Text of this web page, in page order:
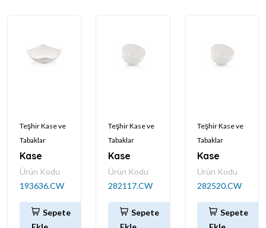
Teşhir Kase ve
Tabaklar
Kase
Ürün Kodu
193636.CW
Sepete
Teşhir Kase ve
Tabaklar
Kase
Ürün Kodu
282117.CW
Sepete
Teşhir Kase ve
Tabaklar
Kase
Ürün Kodu
282520.CW
Sepete